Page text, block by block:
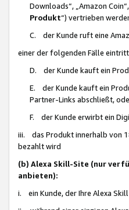
Downloads“, „Amazon
Produkt“) vertrieben
C. der Kunde ruft eine
einer der folgenden Fälle
D. der Kunde kauft ein
E. der Kunde kauft ein
Partner-Links abschließt,
F. der Kunde erwirbt ein
iii. das Produkt innerhalb von
bezahlt wird
(b) Alexa Skill-Site (nur
anbieten):
i. ein Kunde, der Ihre Alexa